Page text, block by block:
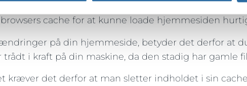
en hjemmeside første gang downloades der
cache for at kunne loade hjemmesiden
på din hjemmeside, betyder det derfor at
i kraft på din maskine, da den stadig har gamle
kræver det derfor at man sletter indholdet i sin